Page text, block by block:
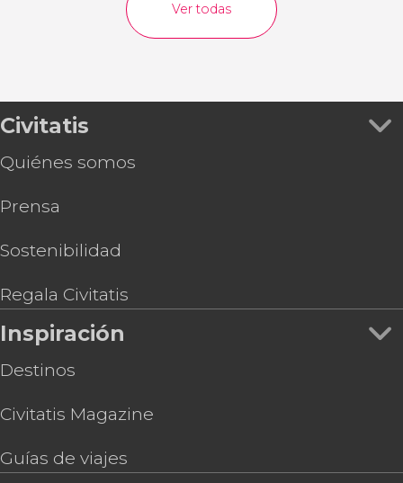
Ver todas
Civitatis
Quiénes somos
Prensa
Sostenibilidad
Regala Civitatis
Inspiración
Destinos
Civitatis Magazine
Guías de viajes